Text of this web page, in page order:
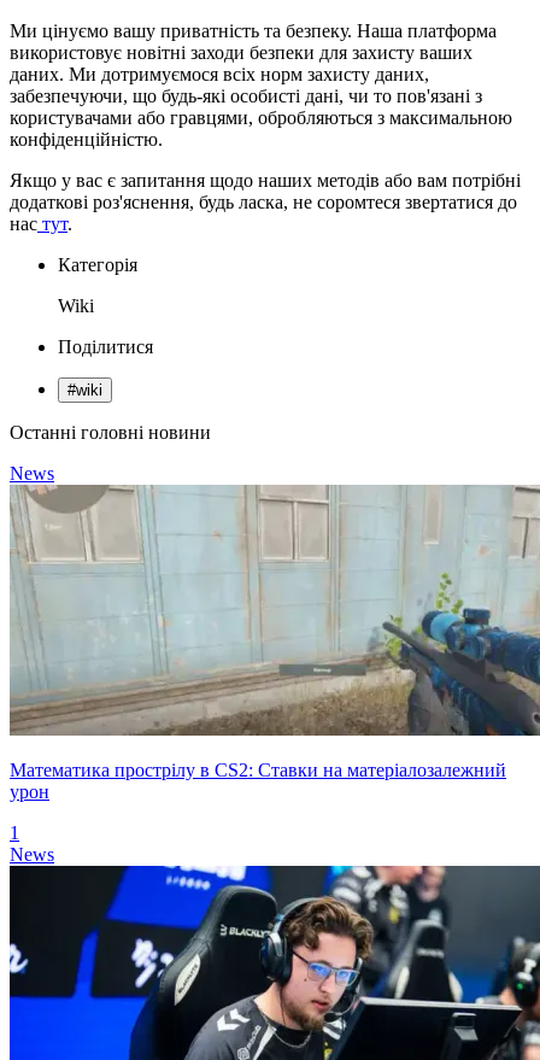
Ми цінуємо вашу приватність та безпеку. Наша платформа
використовує новітні заходи безпеки для захисту ваших
даних. Ми дотримуємося всіх норм захисту даних,
забезпечуючи, що будь-які особисті дані, чи то пов'язані з
користувачами або гравцями, обробляються з максимальною
конфіденційністю.
Якщо у вас є запитання щодо наших методів або вам потрібні
додаткові роз'яснення, будь ласка, не соромтеся звертатися до
нас тут.
Категорія
Wiki
Поділитися
#wiki
Останні головні новини
News
Математика прострілу в CS2: Ставки на матеріалозалежний
урон
1
News